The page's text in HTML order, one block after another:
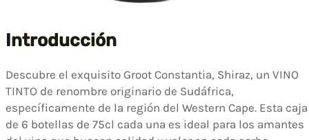
Introducción
Descubre el exquisito Groot Constantia, Shiraz, un VINO
TINTO de renombre originario de Sudáfrica,
específicamente de la región del Western Cape. Esta caja
de 6 botellas de 75cl cada una es ideal para los amantes